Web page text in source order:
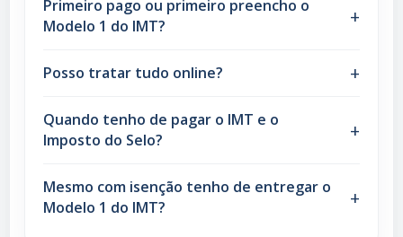
Primeiro pago ou primeiro preencho o
Modelo 1 do IMT?
Posso tratar tudo online?
Quando tenho de pagar o IMT e o
Imposto do Selo?
Mesmo com isenção tenho de entregar o
Modelo 1 do IMT?